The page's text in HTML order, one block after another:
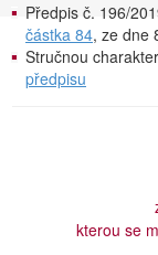
Předpis č. 196/
částka 84, ze dne
Stručnou
předpisu
kterou se